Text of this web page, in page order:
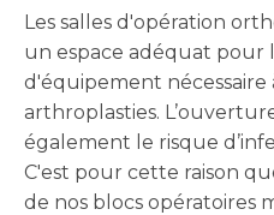
Les salles d'opération
un espace adéquat pour
d'équipement nécessaire
arthroplasties.
également le risque
C'est pour cette raison
de nos blocs opératoires